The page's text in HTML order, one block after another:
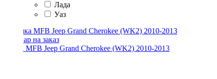
Лада
Уаз
Рамка MFB Jeep Grand Cherokee (WK2) 2010-2013